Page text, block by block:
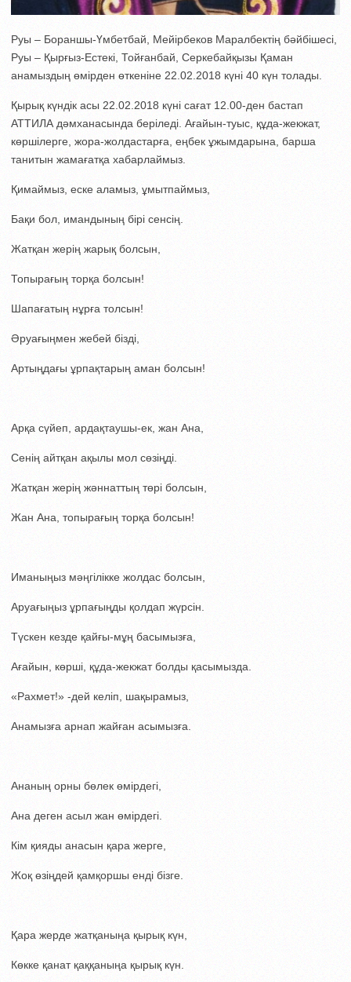
Руы – Бораншы-Үмбетбай, Мейірбеков Маралбектің бәйбішесі,
Руы – Қырғыз-Естекі, Тойғанбай, Серкебайқызы Қаман
анамыздың өмірден өткеніне 22.02.2018 күні 40 күн толады.
Қырық күндік асы 22.02.2018 күні сағат 12.00-ден бастап
АТТИЛА дәмханасында беріледі. Ағайын-туыс, құда-жекжат,
көршілерге, жора-жолдастарға, еңбек ұжымдарына, барша
танитын жамағатқа хабарлаймыз.
Қимаймыз, еске аламыз, ұмытпаймыз,
Бақи бол, имандының бірі сенсің.
Жатқан жерің жарық болсын,
Топырағың торқа болсын!
Шапағатың нұрға толсын!
Әруағыңмен жебей бізді,
Артыңдағы ұрпақтарың аман болсын!
Арқа сүйеп, ардақтаушы-ек, жан Ана,
Сенің айтқан ақылы мол сөзіңді.
Жатқан жерің жәннаттың төрі болсын,
Жан Ана, топырағың торқа болсын!
Иманыңыз мәңгілікке жолдас болсын,
Аруағыңыз ұрпағыңды қолдап жүрсін.
Түскен кезде қайғы-мұң басымызға,
Ағайын, көрші, құда-жекжат болды қасымызда.
«Рахмет!» -дей келіп, шақырамыз,
Анамызға арнап жайған асымызға.
Ананың орны бөлек өмірдегі,
Ана деген асыл жан өмірдегі.
Кім қияды анасын қара жерге,
Жоқ өзіңдей қамқоршы енді бізге.
Қара жерде жатқаныңа қырық күн,
Көкке қанат қаққаныңа қырық күн.